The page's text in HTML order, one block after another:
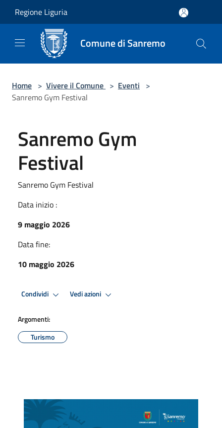
Regione Liguria
Comune di Sanremo
Home > Vivere il Comune > Eventi >
Sanremo Gym Festival
Sanremo Gym
Festival
Sanremo Gym Festival
Data inizio :
9 maggio 2026
Data fine:
10 maggio 2026
Condividi Vedi azioni
Argomenti:
Turismo